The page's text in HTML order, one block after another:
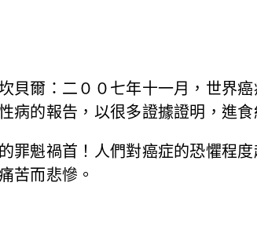
貝爾：二００七年十一月，世界
的報告，以很多證據證明，進食
罪魁禍首！人們對癌症的恐懼程
苦而悲慘。